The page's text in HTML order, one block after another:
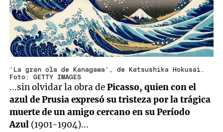
'La gran ola de Kanagawa', de Katsushika Hokusai.
Foto: GETTY IMAGES
...sin olvidar la obra dePicasso, quien con el
azul de Prusia expresó su tristeza por la trágica
muerte de un amigo cercano en su Período
Azul (1901-1904)...